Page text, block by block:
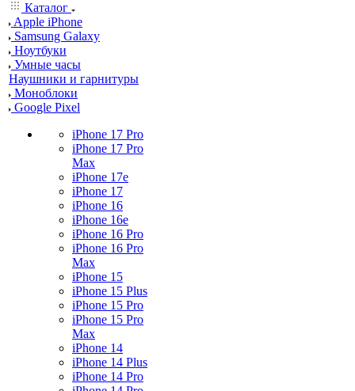
Каталог
Apple iPhone
Samsung Galaxy
Ноутбуки
Умные часы
Наушники и гарнитуры
Моноблоки
Google Pixel
iPhone 17 Pro
iPhone 17 Pro
Max
iPhone 17e
iPhone 17
iPhone 16
iPhone 16e
iPhone 16 Pro
iPhone 16 Pro
Max
iPhone 15
iPhone 15 Plus
iPhone 15 Pro
iPhone 15 Pro
Max
iPhone 14
iPhone 14 Plus
iPhone 14 Pro